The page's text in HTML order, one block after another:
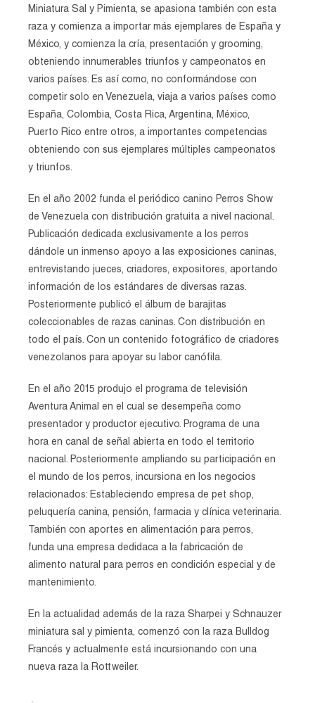
Miniatura Sal y Pimienta, se apasiona también con esta
raza y comienza a importar más ejemplares de España y
México, y comienza la cría, presentación y grooming,
obteniendo innumerables triunfos y campeonatos en
varios países. Es así como, no conformándose con
competir solo en Venezuela, viaja a varios países como
España, Colombia, Costa Rica, Argentina, México,
Puerto Rico entre otros, a importantes competencias
obteniendo con sus ejemplares múltiples campeonatos
y triunfos.
En el año 2002 funda el periódico canino Perros Show
de Venezuela con distribución gratuita a nivel nacional.
Publicación dedicada exclusivamente a los perros
dándole un inmenso apoyo a las exposiciones caninas,
entrevistando jueces, criadores, expositores, aportando
información de los estándares de diversas razas.
Posteriormente publicó el álbum de barajitas
coleccionables de razas caninas. Con distribución en
todo el país. Con un contenido fotográfico de criadores
venezolanos para apoyar su labor canófila.
En el año 2015 produjo el programa de televisión
Aventura Animal en el cual se desempeña como
presentador y productor ejecutivo. Programa de una
hora en canal de señal abierta en todo el territorio
nacional. Posteriormente ampliando su participación en
el mundo de los perros, incursiona en los negocios
relacionados: Estableciendo empresa de pet shop,
peluquería canina, pensión, farmacia y clínica veterinaria.
También con aportes en alimentación para perros,
funda una empresa dedidaca a la fabricación de
alimento natural para perros en condición especial y de
mantenimiento.
En la actualidad además de la raza Sharpei y Schnauzer
miniatura sal y pimienta, comenzó con la raza Bulldog
Francés y actualmente está incursionando con una
nueva raza la Rottweiler.
.